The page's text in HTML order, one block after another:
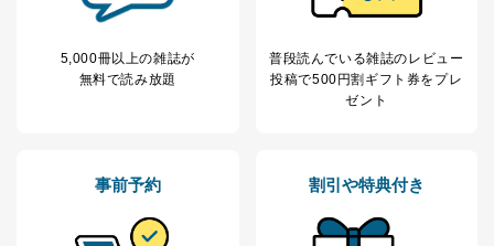
個人情報の種類 利用目的
商品代金回収のため
ｅメール等による商品、サービ
ス、キャンペーン等の広告の案内
析して、趣味・嗜好に
5,000冊以上の雑誌が
無料で読み放題
普段読んでいる雑誌のレビュー
投稿で500円割ギフト券をプレ
ゼント
事前予約 割引や特典付き